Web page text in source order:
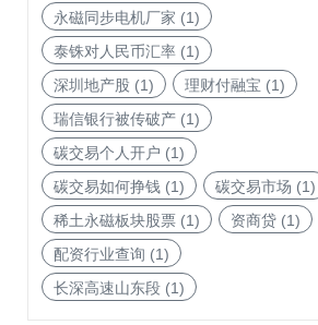
永磁同步电机厂家 (1)
泰铢对人民币汇率(1)
深圳地产股 (1) 理财付融宝 (1)
瑞信银行被传破产(1)
碳交易个人开户 (1)
碳交易如何挣钱(1) 碳交易市场 (1)
稀土永磁板块股票(1) 资商贷(1)
配资行业查询 (1)
长深高速山东段(1)